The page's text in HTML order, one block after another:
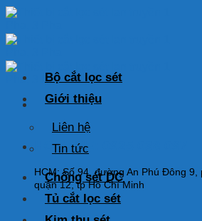
Skip
content
HOTLINE: 0925 038 097
HCM: Số 94, đường An Phú Đông 9,
quận 12, tp Hồ Chí Minh
Bộ cắt lọc sét
Giới thiệu
Liên hệ
Tin tức
Chống sét DC
Tủ cắt lọc sét